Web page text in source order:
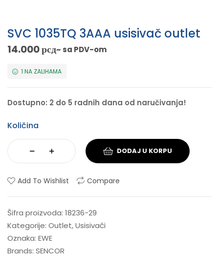
SVC 1035TQ 3AAA usisivač outlet
14.000рсд~ sa PDV-om
1 NA ZALIHAMA
Dostupno: 2 do 5 radnih dana od naručivanja!
Količina
DODAJ U KORPU
Add To Wishlist Compare
Šifra proizvoda: 18236-29
Kategorije: Outlet,Usisivači
Oznaka: EWE
Brands: SENCOR